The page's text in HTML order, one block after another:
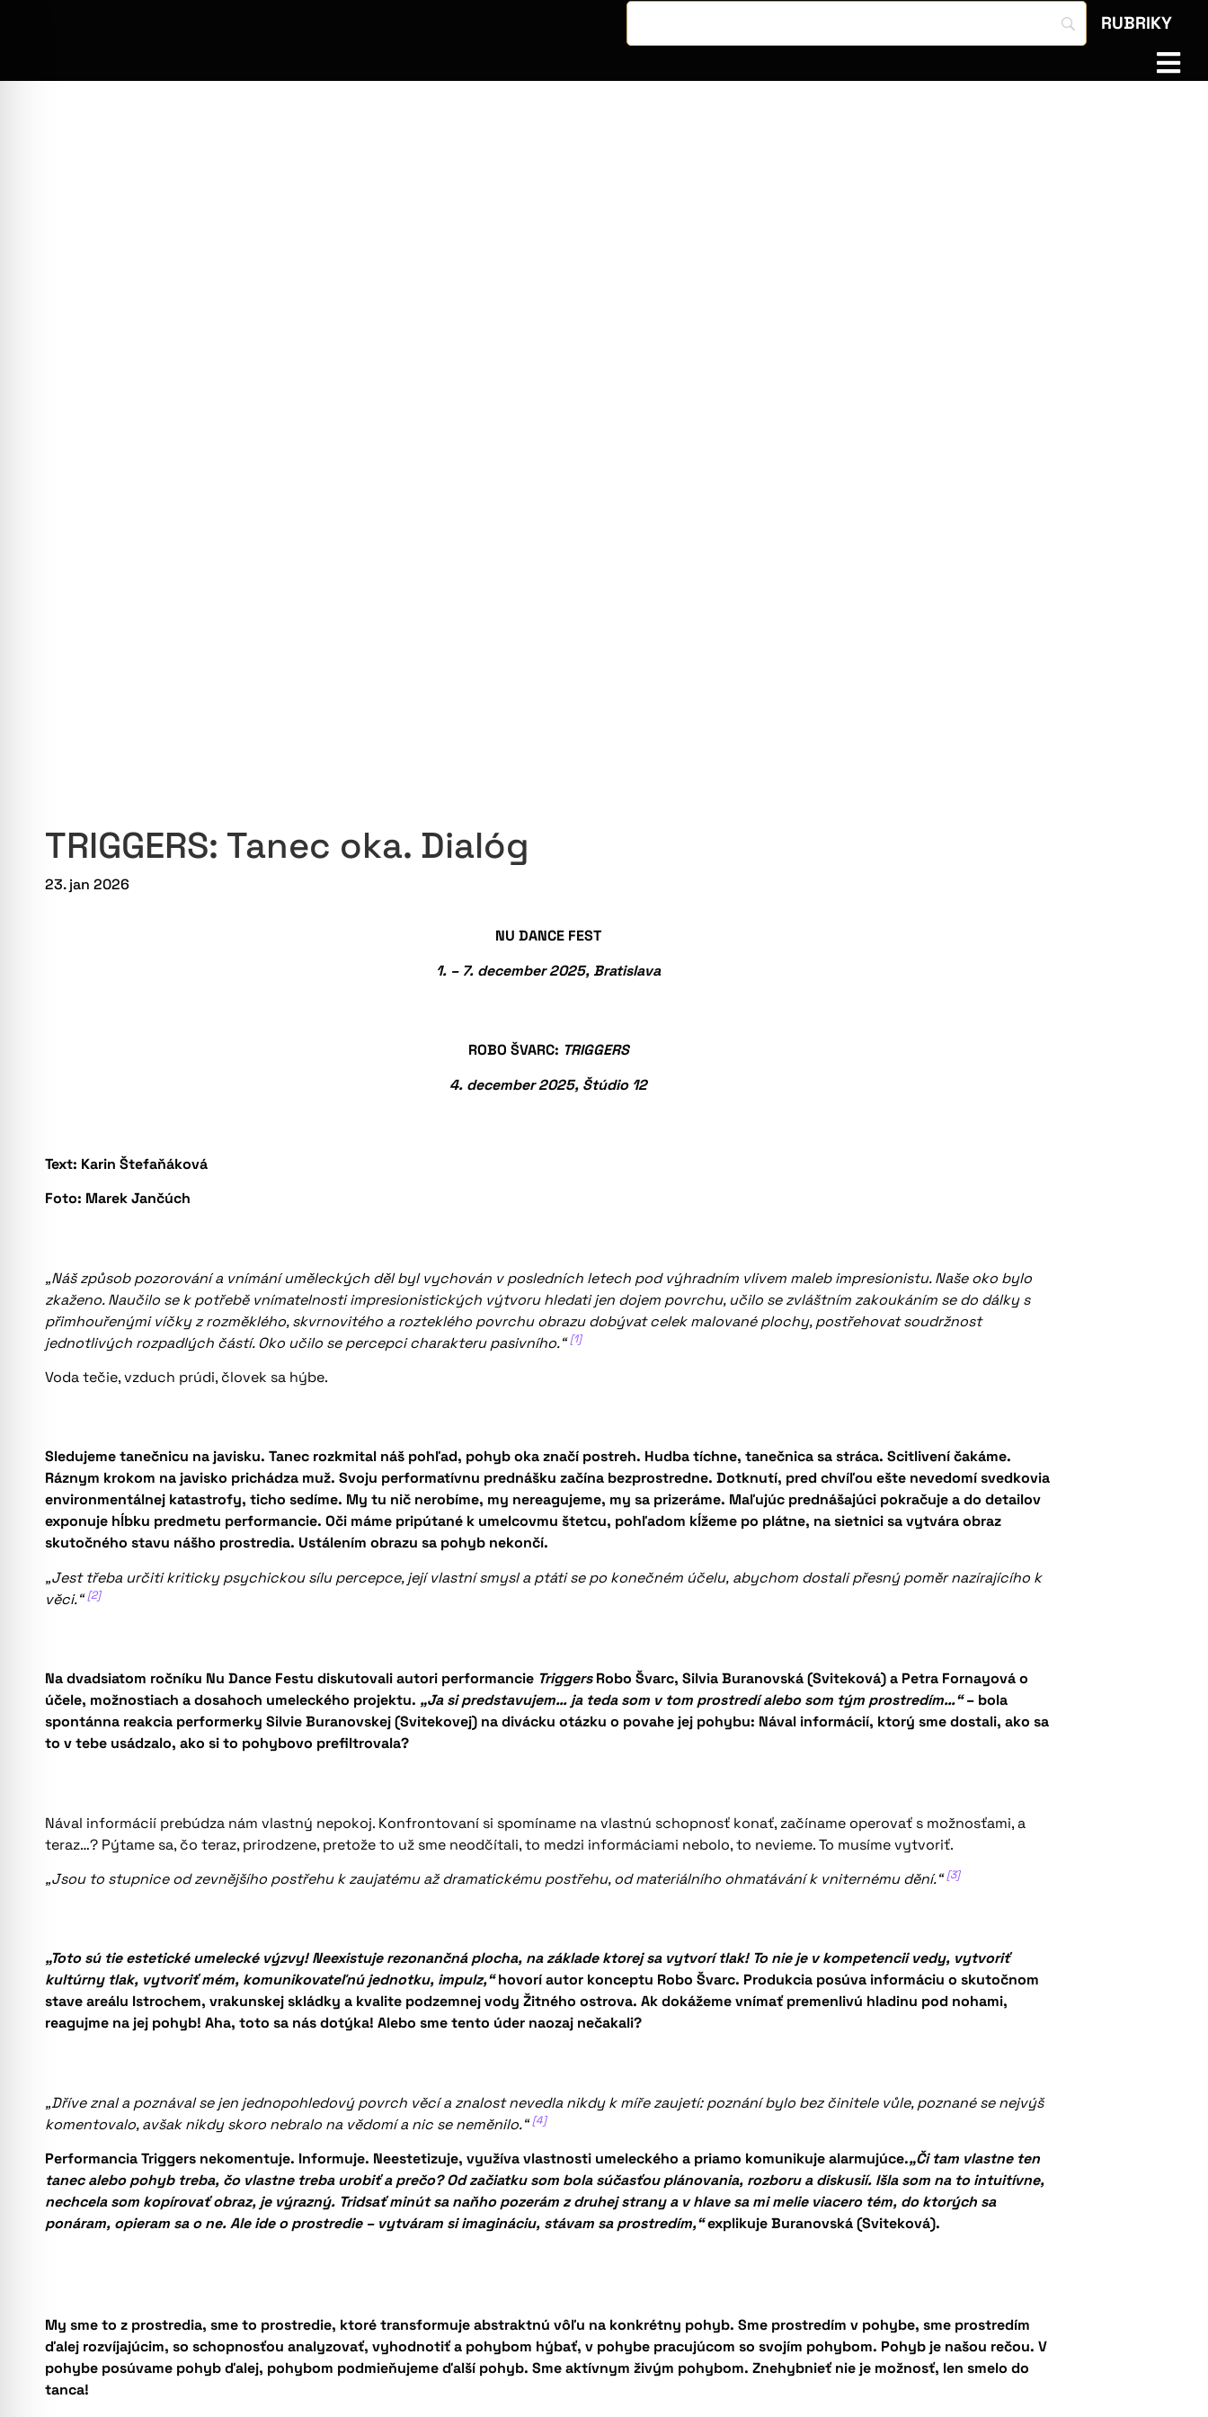
RUBRIKY
TRIGGERS: Tanec oka. Dialóg
23. jan 2026
NU DANCE FEST
1. – 7. december 2025, Bratislava
ROBO ŠVARC: TRIGGERS
4. december 2025, Štúdio 12
Text: Karin Štefaňáková
Foto: Marek Jančúch
„Náš způsob pozorování a vnímání uměleckých děl byl vychován v posledních letech pod výhradním vlivem maleb impresionistu. Naše oko bylo
zkaženo. Naučilo se k potřebě vnímatelnosti impresionistických výtvoru hledati jen dojem povrchu, učilo se zvláštním zakoukáním se do dálky s
přimhouřenými víčky z rozměklého, skvrnovitého a rozteklého povrchu obrazu dobývat celek malované plochy, postřehovat soudržnost
jednotlivých rozpadlých částí. Oko učilo se percepci charakteru pasivního.“[1]
Voda tečie, vzduch prúdi, človek sa hýbe.
Sledujeme tanečnicu na javisku. Tanec rozkmital náš pohľad, pohyb oka značí postreh. Hudba tíchne, tanečnica sa stráca. Scitlivení čakáme.
Ráznym krokom na javisko prichádza muž. Svoju performatívnu prednášku začína bezprostredne. Dotknutí, pred chvíľou ešte nevedomí svedkovia
environmentálnej katastrofy, ticho sedíme. My tu nič nerobíme, my nereagujeme, my sa prizeráme. Maľujúc prednášajúci pokračuje a do detailov
exponuje hĺbku predmetu performancie. Oči máme pripútané k umelcovmu štetcu, pohľadom kĺžeme po plátne, na sietnici sa vytvára obraz
skutočného stavu nášho prostredia. Ustálením obrazu sa pohyb nekončí.
„Jest třeba určiti kriticky psychickou sílu percepce, její vlastní smysl a ptáti se po konečném účelu, abychom dostali přesný poměr nazírajícího k
věci.“[2]
Na dvadsiatom ročníku Nu Dance Festu diskutovali autori performancie TriggersRobo Švarc, Silvia Buranovská (Sviteková) a Petra Fornayová o
účele, možnostiach a dosahoch umeleckého projektu. „Ja si predstavujem… ja teda som v tom prostredí alebo som tým prostredím…“– bola
spontánna reakcia performerky Silvie Buranovskej (Svitekovej) na divácku otázku o povahe jej pohybu: Nával informácií, ktorý sme dostali, ako sa
to v tebe usádzalo, ako si to pohybovo prefiltrovala?
Nával informácií prebúdza nám vlastný nepokoj. Konfrontovaní si spomíname na vlastnú schopnosť konať, začíname operovať s možnosťami, a
teraz…? Pýtame sa, čo teraz, prirodzene, pretože to už sme neodčítali, to medzi informáciami nebolo, to nevieme. To musíme vytvoriť.
„Jsou to stupnice od zevnějšího postřehu k zaujatému až dramatickému postřehu, od materiálního ohmatávání k vniternému dění.“[3]
„Toto sú tie estetické umelecké výzvy! Neexistuje rezonančná plocha, na základe ktorej sa vytvorí tlak! To nie je v kompetencii vedy, vytvoriť
kultúrny tlak, vytvoriť mém, komunikovateľnú jednotku, impulz,“hovorí autor konceptu Robo Švarc. Produkcia posúva informáciu o skutočnom
stave areálu Istrochem, vrakunskej skládky a kvalite podzemnej vody Žitného ostrova. Ak dokážeme vnímať premenlivú hladinu pod nohami,
reagujme na jej pohyb! Aha, toto sa nás dotýka! Alebo sme tento úder naozaj nečakali?
„Dříve znal a poznával se jen jednopohledový povrch věcí a znalost nevedla nikdy k míře zaujetí: poznání bylo bez činitele vůle, poznané se nejvýš
komentovalo, avšak nikdy skoro nebralo na vědomí a nic se neměnilo.“[4]
Performancia Triggers nekomentuje. Informuje. Neestetizuje, využíva vlastnosti umeleckého a priamo komunikuje alarmujúce.„Či tam vlastne ten
tanec alebo pohyb treba, čo vlastne treba urobiť a prečo? Od začiatku som bola súčasťou plánovania, rozboru a diskusií. Išla som na to intuitívne,
nechcela som kopírovať obraz, je výrazný. Tridsať minút sa naňho pozerám z druhej strany a v hlave sa mi melie viacero tém, do ktorých sa
ponáram, opieram sa o ne. Ale ide o prostredie – vytváram si imagináciu, stávam sa prostredím,“explikuje Buranovská (Sviteková).
My sme to z prostredia, sme to prostredie, ktoré transformuje abstraktnú vôľu na konkrétny pohyb. Sme prostredím v pohybe, sme prostredím
ďalej rozvíjajúcim, so schopnosťou analyzovať, vyhodnotiť a pohybom hýbať, v pohybe pracujúcom so svojím pohybom. Pohyb je našou rečou. V
pohybe posúvame pohyb ďalej, pohybom podmieňujeme ďalší pohyb. Sme aktívnym živým pohybom. Znehybnieť nie je možnosť, len smelo do
tanca!